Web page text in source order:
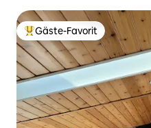
Beliebter Gäste-Favorit.
Gäste-Favorit